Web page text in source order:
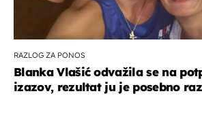
RAZLOG ZA PONOS
Blanka Vlašić odvažila se na
izazov, rezultat ju je posebno